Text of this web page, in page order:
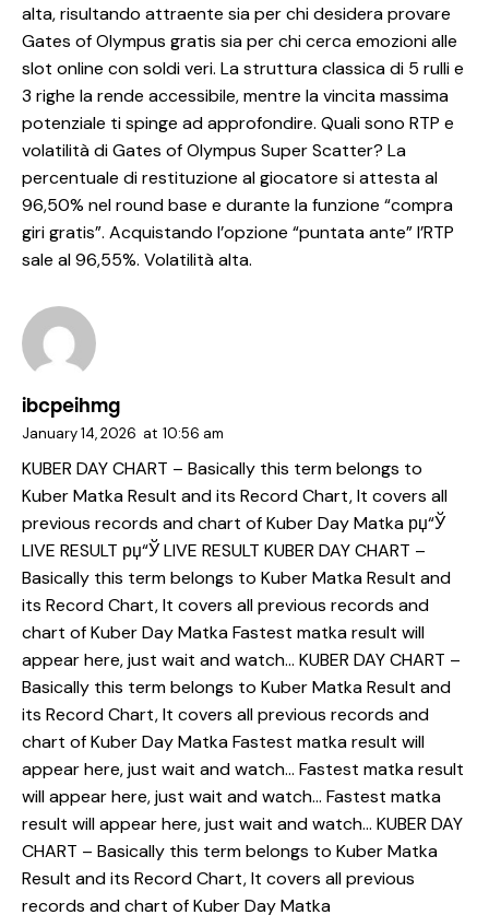
alta, risultando attraente sia per chi desidera provare
Gates of Olympus gratis sia per chi cerca emozioni alle
slot online con soldi veri. La struttura classica di 5 rulli e
3 righe la rende accessibile, mentre la vincita massima
potenziale ti spinge ad approfondire. Quali sono RTP e
volatilità di Gates of Olympus Super Scatter? La
percentuale di restituzione al giocatore si attesta al
96,50% nel round base e durante la funzione “compra
giri gratis”. Acquistando l’opzione “puntata ante” l’RTP
sale al 96,55%. Volatilità alta.
ibcpeihmg
January 14, 2026 at 10:56 am
KUBER DAY CHART – Basically this term belongs to
Kuber Matka Result and its Record Chart, It covers all
previous records and chart of Kuber Day Matka рџ“Ў
LIVE RESULT рџ“Ў LIVE RESULT KUBER DAY CHART –
Basically this term belongs to Kuber Matka Result and
its Record Chart, It covers all previous records and
chart of Kuber Day Matka Fastest matka result will
appear here, just wait and watch… KUBER DAY CHART –
Basically this term belongs to Kuber Matka Result and
its Record Chart, It covers all previous records and
chart of Kuber Day Matka Fastest matka result will
appear here, just wait and watch… Fastest matka result
will appear here, just wait and watch… Fastest matka
result will appear here, just wait and watch… KUBER DAY
CHART – Basically this term belongs to Kuber Matka
Result and its Record Chart, It covers all previous
records and chart of Kuber Day Matka